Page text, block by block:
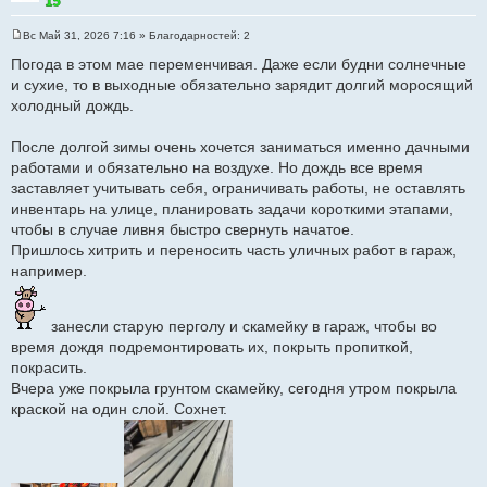
о
б
е
е
Вс Май 31, 2026 7:16 » Благодарностей: 2
Погода в этом мае переменчивая. Даже если будни солнечные
и сухие, то в выходные обязательно зарядит долгий моросящий
холодный дождь.
После долгой зимы очень хочется заниматься именно дачными
работами и обязательно на воздухе. Но дождь все время
заставляет учитывать себя, ограничивать работы, не оставлять
инвентарь на улице, планировать задачи короткими этапами,
чтобы в случае ливня быстро свернуть начатое.
Пришлось хитрить и переносить часть уличных работ в гараж,
например.
занесли старую перголу и скамейку в гараж, чтобы во
время дождя подремонтировать их, покрыть пропиткой,
покрасить.
Вчера уже покрыла грунтом скамейку, сегодня утром покрыла
краской на один слой. Сохнет.